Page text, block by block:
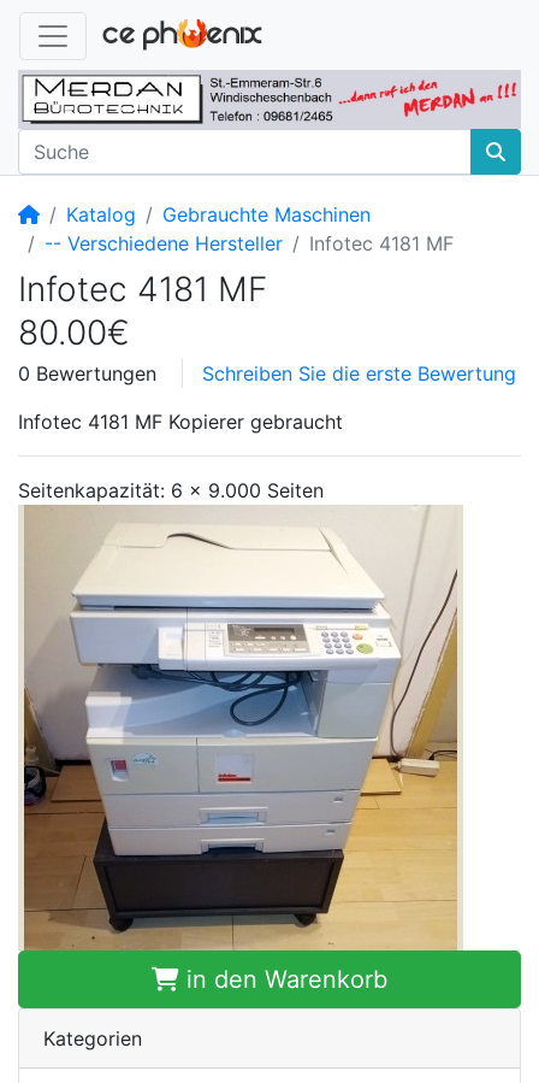
Startseite
Katalog
Gebrauchte Maschinen
-- Verschiedene Hersteller
Infotec 4181 MF
Infotec 4181 MF
80.00€
0 Bewertungen
Schreiben Sie die erste Bewertung
Infotec 4181 MF Kopierer gebraucht
Seitenkapazität: 6 x 9.000 Seiten
in den Warenkorb
Kategorien